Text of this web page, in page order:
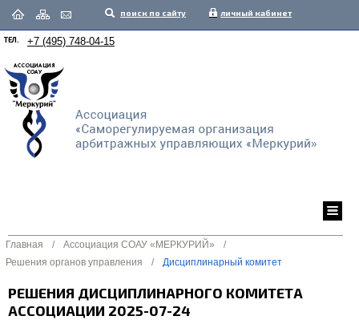
поиск по сайту личный кабинет
ТЕЛ. +7 (495) 748-04-15
Главная / Ассоциация СОАУ «МЕРКУРИЙ»
/
Решения органов управления
/ Дисциплинарный комитет
РЕШЕНИЯ ДИСЦИПЛИНАРНОГО КОМИТЕТА
АССОЦИАЦИИ 2025-07-24